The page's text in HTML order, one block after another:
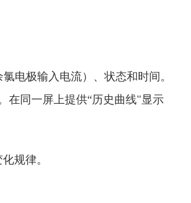
电极输入电流）、状态和时间。
在同一屏上提供“历史曲线"显示
规律。